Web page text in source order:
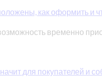
как оформить и
временно
для покупателей и